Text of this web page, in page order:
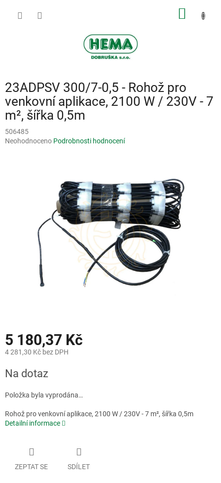
23ADPSV 300/7-0,5 - Rohož pro
venkovní aplikace, 2100 W / 230V - 7
m², šířka 0,5m
506485
Průměrné
Neohodnoceno Podrobnosti hodnocení
5 180,37 Kč
4 281,30 Kč bez DPH
cena:
Na dotaz
Položka byla vyprodána…
Rohož pro venkovní aplikace, 2100 W / 230V - 7 m², šířka 0,5m
Detailní informace
ZEPTAT SE SDÍLET